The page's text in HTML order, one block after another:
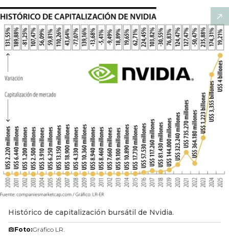
Histórico de capitalización bursátil de Nvidia.
Foto:Gráfico LR.